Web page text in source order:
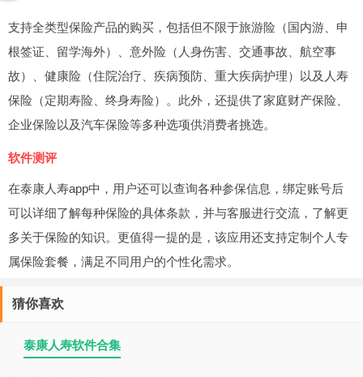
支持全类型保险产品的购买，包括但不限于旅游险（国内游、申
根签证、留学海外）、意外险（人身伤害、交通事故、航空事
故）、健康险（住院治疗、疾病预防、重大疾病护理）以及人寿
保险（定期寿险、终身寿险）。此外，还提供了家庭财产保险、
企业保险以及汽车保险等多种选项供消费者挑选。
软件测评
在泰康人寿app中，用户还可以查询各种参保信息，绑定账号后
可以详细了解每种保险的具体条款，并与客服进行交流，了解更
多关于保险的知识。更值得一提的是，该应用还支持定制个人专
属保险套餐，满足不同用户的个性化需求。
猜你喜欢
泰康人寿软件合集